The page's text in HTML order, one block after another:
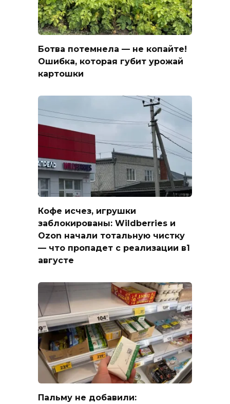
Ботва потемнела — не копайте!
Ошибка, которая губит урожай
картошки
Кофе исчез, игрушки
заблокированы: Wildberries и
Ozon начали тотальную чистку
— что пропадет с реализации в1
августе
Пальму не добавили: